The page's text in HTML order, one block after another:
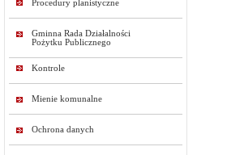
Procedury planistyczne
Gminna Rada Działalności
Pożytku Publicznego
Kontrole
Mienie komunalne
Ochrona danych